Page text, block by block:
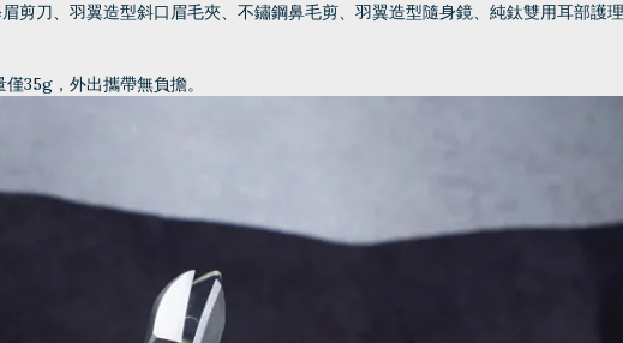
剪刀、羽翼造型斜口眉毛夾、不鏽鋼鼻毛剪、羽翼造型隨身鏡、純鈦雙用耳部護
35g，外出攜帶無負擔。